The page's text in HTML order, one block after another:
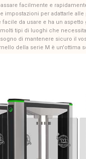
facilmente e
impostazioni per adattarle
facile da usare e ha un aspetto
tipi di luoghi che
di mantenere sicuro il
della serie M è un'ottima